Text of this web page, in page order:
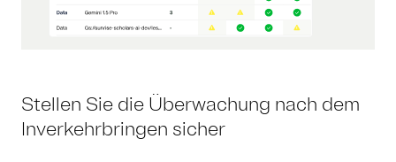
Stellen Sie die Überwachung nach dem
Inverkehrbringen sicher